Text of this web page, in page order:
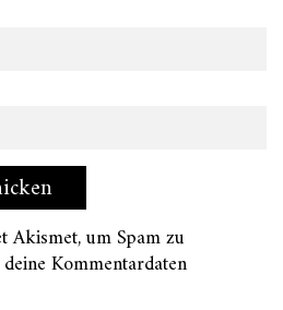
Akismet, um Spam zu
Kommentardaten